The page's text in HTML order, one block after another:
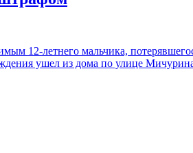
летнего мальчика,
ушел из дома по улице